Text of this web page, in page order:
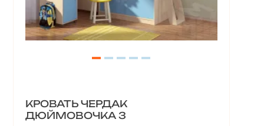
КРОВАТЬ ЧЕРДАК
ДЮЙМОВОЧКА 3